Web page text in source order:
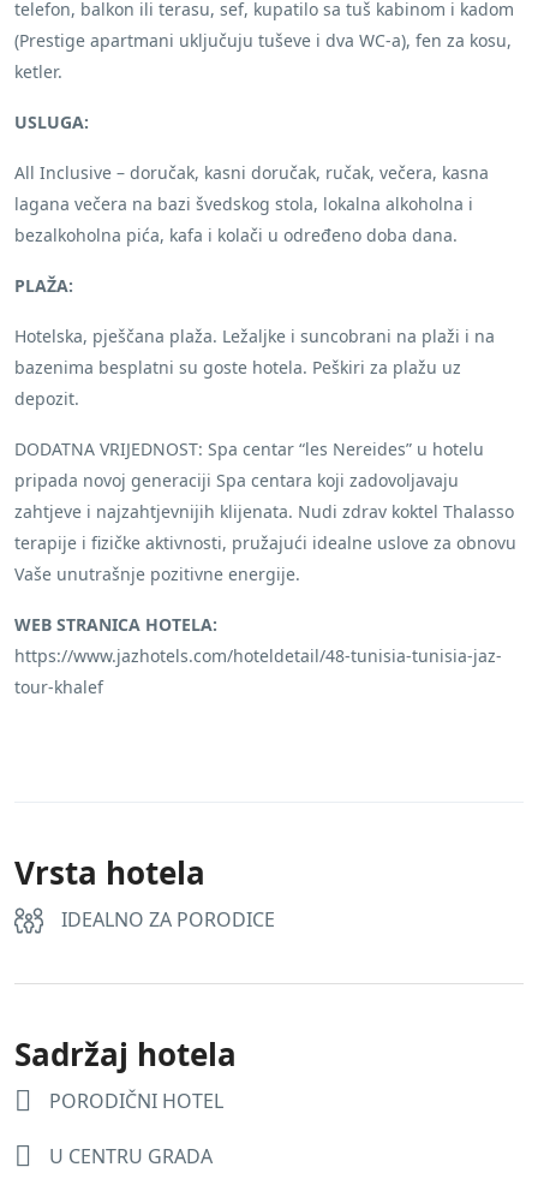
telefon, balkon ili terasu, sef, kupatilo sa tuš kabinom i kadom
(Prestige apartmani uključuju tuševe i dva WC-a), fen za kosu,
ketler.
USLUGA:
All Inclusive – doručak, kasni doručak, ručak, večera, kasna
lagana večera na bazi švedskog stola, lokalna alkoholna i
bezalkoholna pića, kafa i kolači u određeno doba dana.
PLAŽA:
Hotelska, pješčana plaža. Ležaljke i suncobrani na plaži i na
bazenima besplatni su goste hotela. Peškiri za plažu uz
depozit.
DODATNA VRIJEDNOST: Spa centar “les Nereides” u hotelu
pripada novoj generaciji Spa centara koji zadovoljavaju
zahtjeve i najzahtjevnijih klijenata. Nudi zdrav koktel Thalasso
terapije i fizičke aktivnosti, pružajući idealne uslove za obnovu
Vaše unutrašnje pozitivne energije.
WEB STRANICA HOTELA:
https://www.jazhotels.com/hoteldetail/48-tunisia-tunisia-jaz-
tour-khalef
Vrsta hotela
IDEALNO ZA PORODICE
Sadržaj hotela
PORODIČNI HOTEL
U CENTRU GRADA